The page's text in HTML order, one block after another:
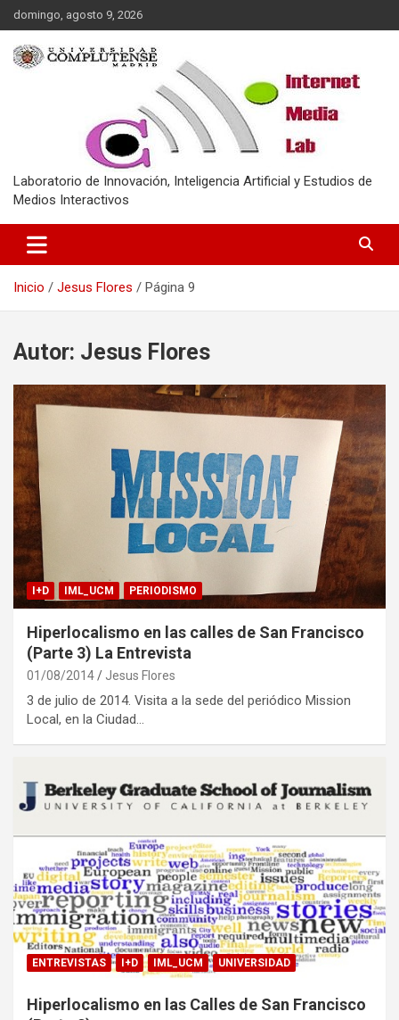
Saltar
al
contenido
domingo, agosto 9, 2026
Laboratorio de Innovación, Inteligencia Artificial y Estudios de
Medios Interactivos
Inicio Jesus Flores Página 9
Autor: Jesus Flores
I+D IML_UCM PERIODISMO
Hiperlocalismo en las calles de San Francisco
(Parte 3) La Entrevista
01/08/2014 Jesus Flores
3 de julio de 2014. Visita a la sede del periódico Mission
Local, en la Ciudad…
ENTREVISTAS I+D IML_UCM UNIVERSIDAD
Hiperlocalismo en las Calles de San Francisco